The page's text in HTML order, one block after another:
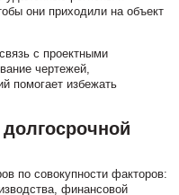
они приходили на объект
с проектными
чертежей,
помогает избежать
по совокупности факторов:
финансовой